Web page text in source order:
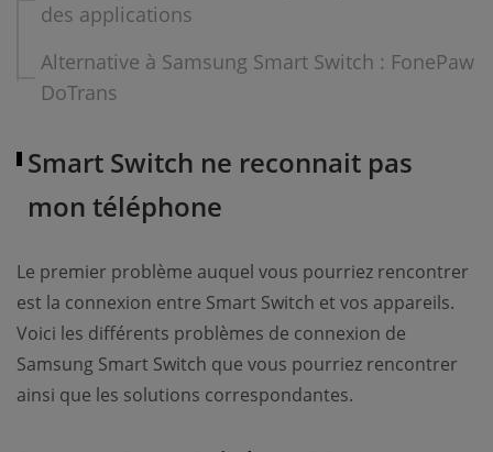
des applications
Alternative à Samsung Smart Switch : FonePaw
DoTrans
Smart Switch ne reconnait pas
mon téléphone
Le premier problème auquel vous pourriez rencontrer
est la connexion entre Smart Switch et vos appareils.
Voici les différents problèmes de connexion de
Samsung Smart Switch que vous pourriez rencontrer
ainsi que les solutions correspondantes.